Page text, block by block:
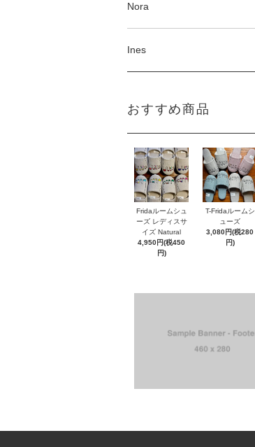
Nora
Ines
おすすめ商品
Fridaルームシュ
ーズ レディスサ
イズ Natural
4,950円(税450
円)
T-Fridaルームシ
ューズ
3,080円(税280
円)